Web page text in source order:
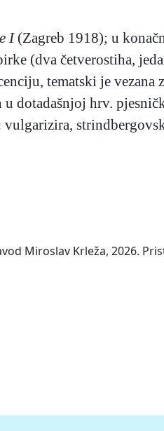
I(Zagreb 1918); u
(dva četverostiha,
tematski je
u dotadašnjoj hrv.
Miroslav Krleža, 2026.